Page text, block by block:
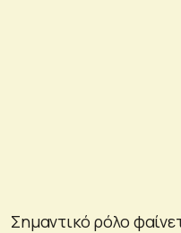
Σημαντικό ρόλο